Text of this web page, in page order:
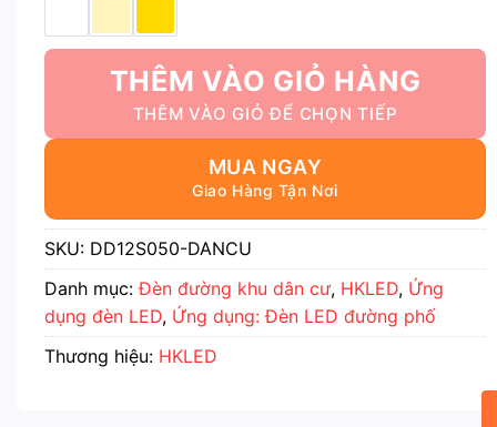
THÊM VÀO GIỎ HÀNG
MUA NGAY
SKU: DD12S050-DANCU
Danh mục:Đèn đường khu dân cư, HKLED, Ứng
dụng đèn LED, Ứng dụng: Đèn LED đường phố
Thương hiệu: HKLED